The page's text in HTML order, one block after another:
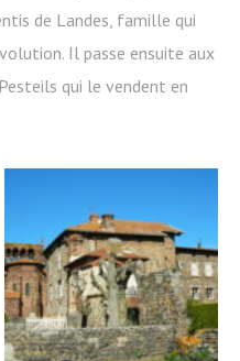
de Landes, famille qui
Il passe ensuite aux
qui le vendent en